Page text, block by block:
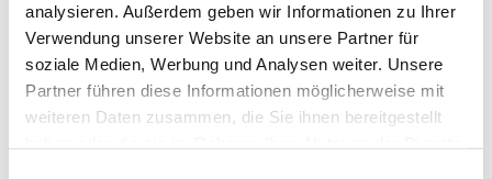
analysieren. Außerdem geben wir Informationen zu Ihrer
Verwendung unserer Website an unsere Partner für
soziale Medien, Werbung und Analysen weiter. Unsere
Partner führen diese Informationen möglicherweise mit
weiteren Daten zusammen, die Sie ihnen bereitgestellt